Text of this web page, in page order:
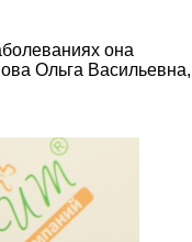
она
Ольга Васильевна,